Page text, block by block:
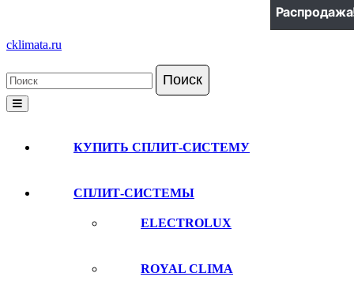
Перейти
содержимому
cklimata.ru
Кнопка
Открыть
КУПИТЬ СПЛИТ-СИСТЕМУ
СПЛИТ-СИСТЕМЫ
ELECTROLUX
ROYAL CLIMA